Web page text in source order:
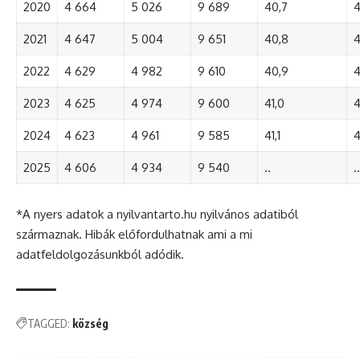
2020 4 664 5 026 9 689 40,7
2021 4 647 5 004 9 651 40,8
2022 4 629 4 982 9 610 40,9
2023 4 625 4 974 9 600 41,0
2024 4 623 4 961 9 585 41,1
2025 4 606 4 934 9 540 .. ..
*A nyers adatok a nyilvantarto.hu nyilvános adatiból
származnak. Hibák előfordulhatnak ami a mi
adatfeldolgozásunkból adódik.
TAGGED: község